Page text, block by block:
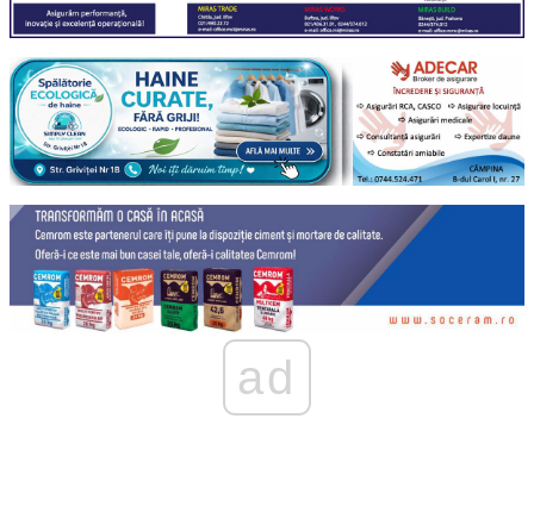
ad